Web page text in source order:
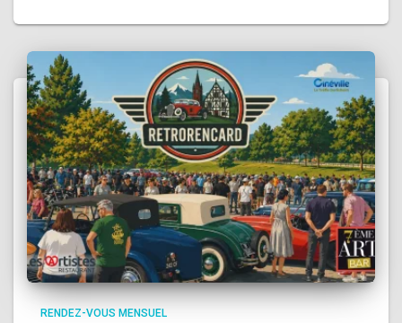
RENDEZ-VOUS MENSUEL